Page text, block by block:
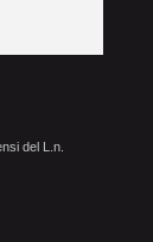
del L.n.